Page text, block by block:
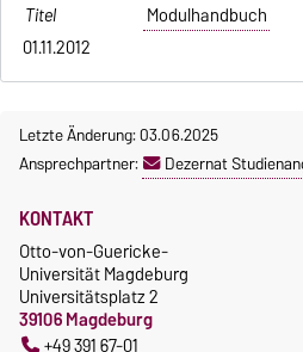
Modulhandbuch
01.11.2012
Letzte Änderung: 03.06.2025
Ansprechpartner:
Dezernat
KONTAKT
Otto-von-Guericke-
Universität Magdeburg
Universitätsplatz 2
39106 Magdeburg
+49 391 67-01